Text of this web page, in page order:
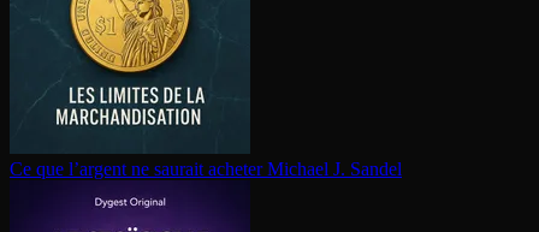
Ce que l’argent ne saurait acheter Michael J. Sandel